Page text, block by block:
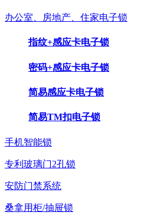
办公室、房地产、住家电子锁
指纹+感应卡电子锁
密码+感应卡电子锁
简易感应卡电子锁
简易TM扣电子锁
手机智能锁
专利玻璃门2孔锁
安防门禁系统
桑拿用柜/抽屉锁